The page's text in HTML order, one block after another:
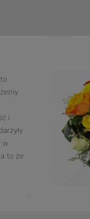
i
w
to że